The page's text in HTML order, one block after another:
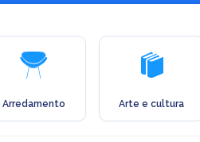
Arredamento Arte e cultura